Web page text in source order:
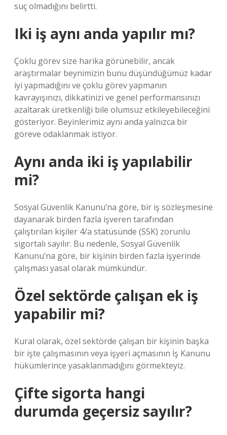
suç olmadığını belirtti.
Iki iş aynı anda yapılır mı?
Çoklu görev size harika görünebilir, ancak
araştırmalar beynimizin bunu düşündüğümüz kadar
iyi yapmadığını ve çoklu görev yapmanın
kavrayışınızı, dikkatinizi ve genel performansınızı
azaltarak üretkenliği bile olumsuz etkileyebileceğini
gösteriyor. Beyinlerimiz aynı anda yalnızca bir
göreve odaklanmak istiyor.
Aynı anda iki iş yapılabilir
mi?
Sosyal Güvenlik Kanunu’na göre, bir iş sözleşmesine
dayanarak birden fazla işveren tarafından
çalıştırılan kişiler 4/a statüsünde (SSK) zorunlu
sigortalı sayılır. Bu nedenle, Sosyal Güvenlik
Kanunu’na göre, bir kişinin birden fazla işyerinde
çalışması yasal olarak mümkündür.
Özel sektörde çalışan ek iş
yapabilir mi?
Kural olarak, özel sektörde çalışan bir kişinin başka
bir işte çalışmasının veya işyeri açmasının İş Kanunu
hükümlerince yasaklanmadığını görmekteyiz.
Çifte sigorta hangi
durumda geçersiz sayılır?